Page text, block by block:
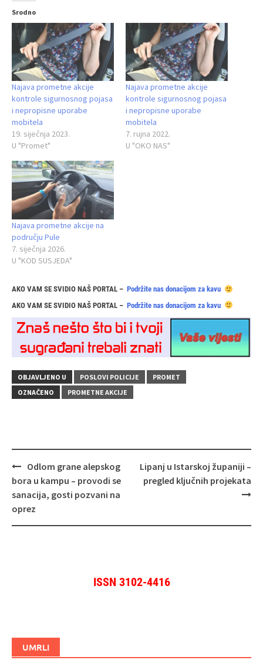
Srodno
Najava prometne akcije
kontrole sigurnosnog pojasa
i nepropisne uporabe
mobitela
19. siječnja 2023.
U "Promet"
Najava prometne akcije
kontrole sigurnosnog pojasa
i nepropisne uporabe
mobitela
7. rujna 2022.
U "OKO NAS"
Najava prometne akcije na
području Pule
7. siječnja 2026.
U "KOD SUSJEDA"
AKO VAM SE SVIDIO NAŠ PORTAL – Podržite nas donacijom za kavu
AKO VAM SE SVIDIO NAŠ PORTAL – Podržite nas donacijom za kavu
OBJAVLJENO U POSLOVI POLICIJE
PROMET
OZNAČENO
PROMETNE AKCIJE
Navigacija
objava
Odlom grane alepskog
bora u kampu – provodi se
sanacija, gosti pozvani na
oprez
Lipanj u Istarskoj županiji –
pregled ključnih projekata
ISSN 3102-4416
UMRLI